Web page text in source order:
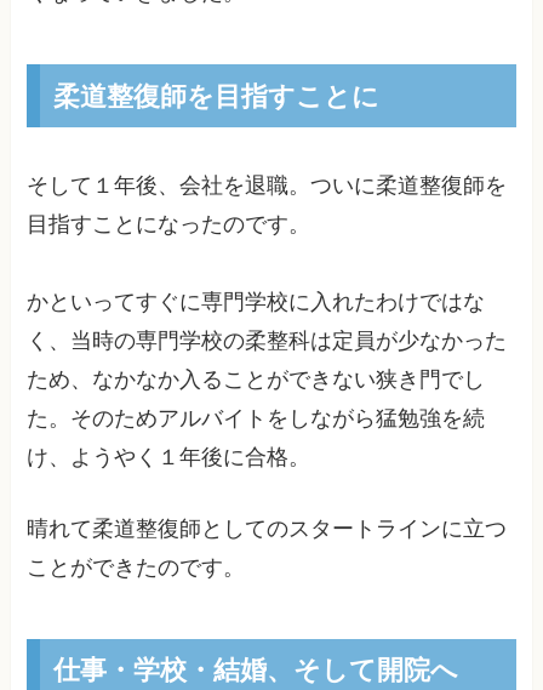
柔道整復師を目指すことに
そして１年後、会社を退職。ついに柔道整復師を
目指すことになったのです。
かといってすぐに専門学校に入れたわけではな
く、当時の専門学校の柔整科は定員が少なかった
ため、なかなか入ることができない狭き門でし
た。そのためアルバイトをしながら猛勉強を続
け、ようやく１年後に合格。
晴れて柔道整復師としてのスタートラインに立つ
ことができたのです。
仕事・学校・結婚、そして開院へ